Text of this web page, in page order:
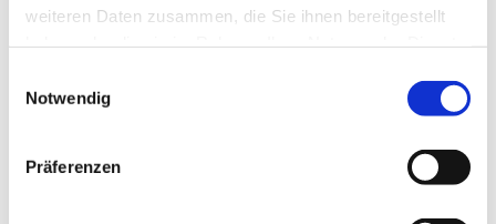
weiteren Daten zusammen, die Sie ihnen bereitgestellt
Notwendig
Präferenzen